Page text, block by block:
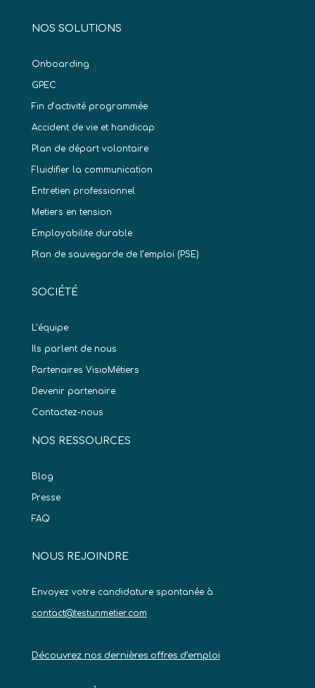
NOS SOLUTIONS
Onboarding
GPEC
Fin d’activité programmée
Accident de vie et handicap
Plan de départ volontaire
Fluidifier la communication
Entretien professionnel
Metiers en tension
Employabilite durable
Plan de sauvegarde de l’emploi (PSE)
SOCIÉTÉ
L’équipe
Ils parlent de nous
Partenaires VisioMétiers
Devenir partenaire
Contactez-nous
NOS RESSOURCES
Blog
Presse
FAQ
NOUS REJOINDRE
Envoyez votre candidature spontanée à
contact@testunmetier.com
Découvrez nos dernières offres d’emploi